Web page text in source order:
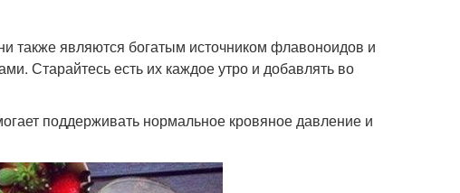
также являются богатым источником флавоноидов и
Старайтесь есть их каждое утро и добавлять во
поддерживать нормальное кровяное давление и